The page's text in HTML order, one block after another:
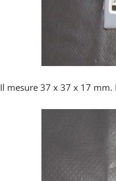
Il mesure 37 x 37 x 17 mm.